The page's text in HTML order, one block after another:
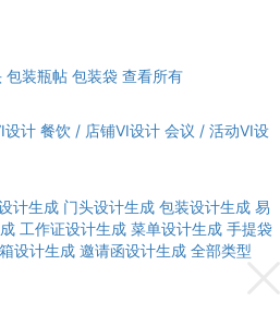
包装瓶帖 包装袋 查看所有
设计 餐饮 / 店铺VI设计 会议 / 活动VI设
计生成 门头设计生成 包装设计生成 易
工作证设计生成 菜单设计生成 手提袋
设计生成 邀请函设计生成 全部类型